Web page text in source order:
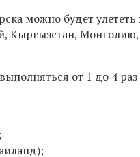
можно будет улететь
Кыргызстан,
от 1 до 4